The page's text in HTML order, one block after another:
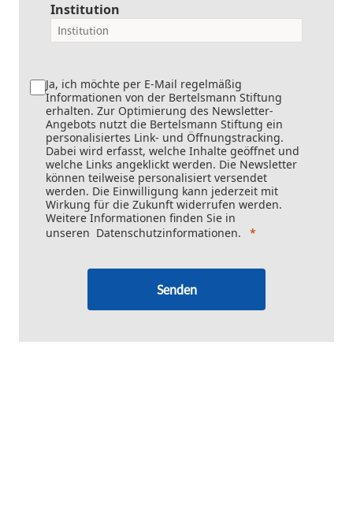
Institution
Ja, ich möchte per E-Mail regelmäßig
Informationen von der Bertelsmann Stiftung
erhalten. Zur Optimierung des Newsletter-
Angebots nutzt die Bertelsmann Stiftung ein
personalisiertes Link- und Öffnungstracking.
Dabei wird erfasst, welche Inhalte geöffnet und
welche Links angeklickt werden. Die Newsletter
können teilweise personalisiert versendet
werden. Die Einwilligung kann jederzeit mit
Wirkung für die Zukunft widerrufen werden.
Weitere Informationen finden Sie in
unseren Datenschutzinformationen.
Senden